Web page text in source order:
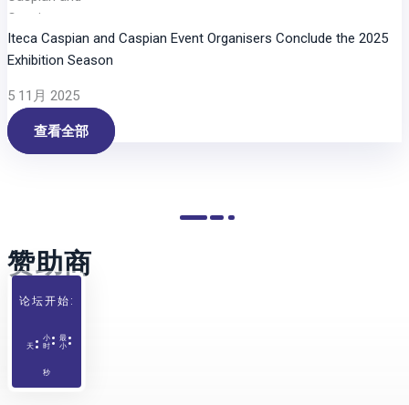
Iteca Caspian and Caspian Event Organisers Conclude the 2025
Exhibition Season
5 11月 2025
查看全部
赞助商
论坛开始:
天
小
时
最
小
秒